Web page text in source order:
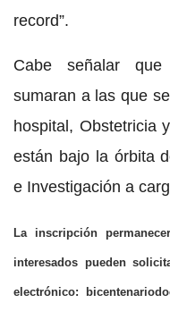
record”.
Cabe señalar
sumaran a las que
hospital, Obstetricia
están bajo la órbita
e Investigación a
La inscripción
interesados pueden
electrónico: